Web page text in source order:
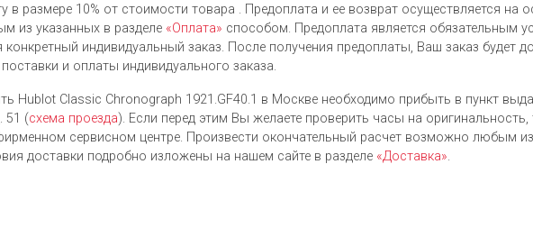
в размере 10% от стоимости товара . Предоплата и ее возврат осуществляется на
из указанных в разделе «Оплата» способом. Предоплата является обязательным
индивидуальный заказ. После получения предоплаты, Ваш заказ будет
и оплаты индивидуального заказа.
Hublot Classic Chronograph 1921.GF40.1 в Москве необходимо прибыть в пункт
51 (схема проезда). Если перед этим Вы желаете проверить часы на оригинальность,
сервисном центре. Произвести окончательный расчет возможно любым
доставки подробно изложены на нашем сайте в разделе «Доставка».